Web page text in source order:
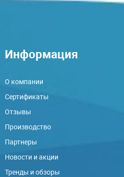
Информация
О компании
Сертификаты
Отзывы
Производство
Партнеры
Новости и акции
Тренды и обзоры